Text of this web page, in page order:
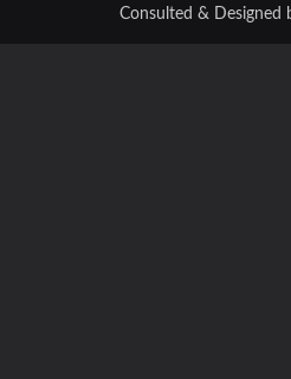
Consulted & Designed